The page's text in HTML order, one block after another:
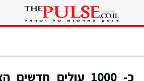
כ- 1000 עולים